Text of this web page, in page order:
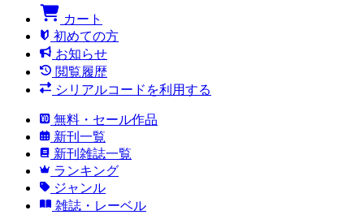
カート
初めての方
お知らせ
閲覧履歴
シリアルコードを利用する
無料・セール作品
新刊一覧
新刊雑誌一覧
ランキング
ジャンル
雑誌・レーベル